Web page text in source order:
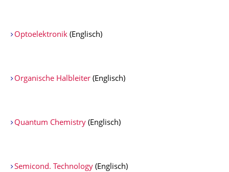
Optoelektronik (Englisch)
Organische Halbleiter (Englisch)
Quantum Chemistry (Englisch)
Semicond. Technology (Englisch)